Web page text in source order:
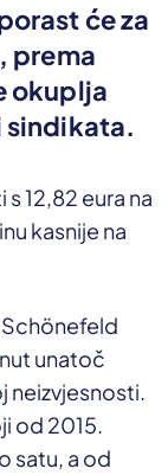
će za
prema
okuplja
sindikata.
12,82 eura na
kasnije na
unatoč
neizvjesnosti.
od 2015.
satu, a od